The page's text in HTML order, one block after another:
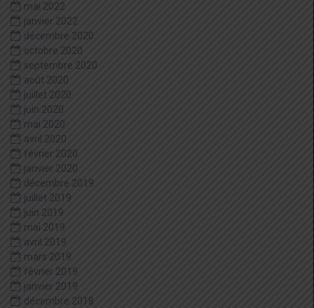
mai 2022
janvier 2022
décembre 2020
octobre 2020
septembre 2020
août 2020
juillet 2020
juin 2020
mai 2020
avril 2020
février 2020
janvier 2020
décembre 2019
juillet 2019
juin 2019
mai 2019
avril 2019
mars 2019
février 2019
janvier 2019
décembre 2018